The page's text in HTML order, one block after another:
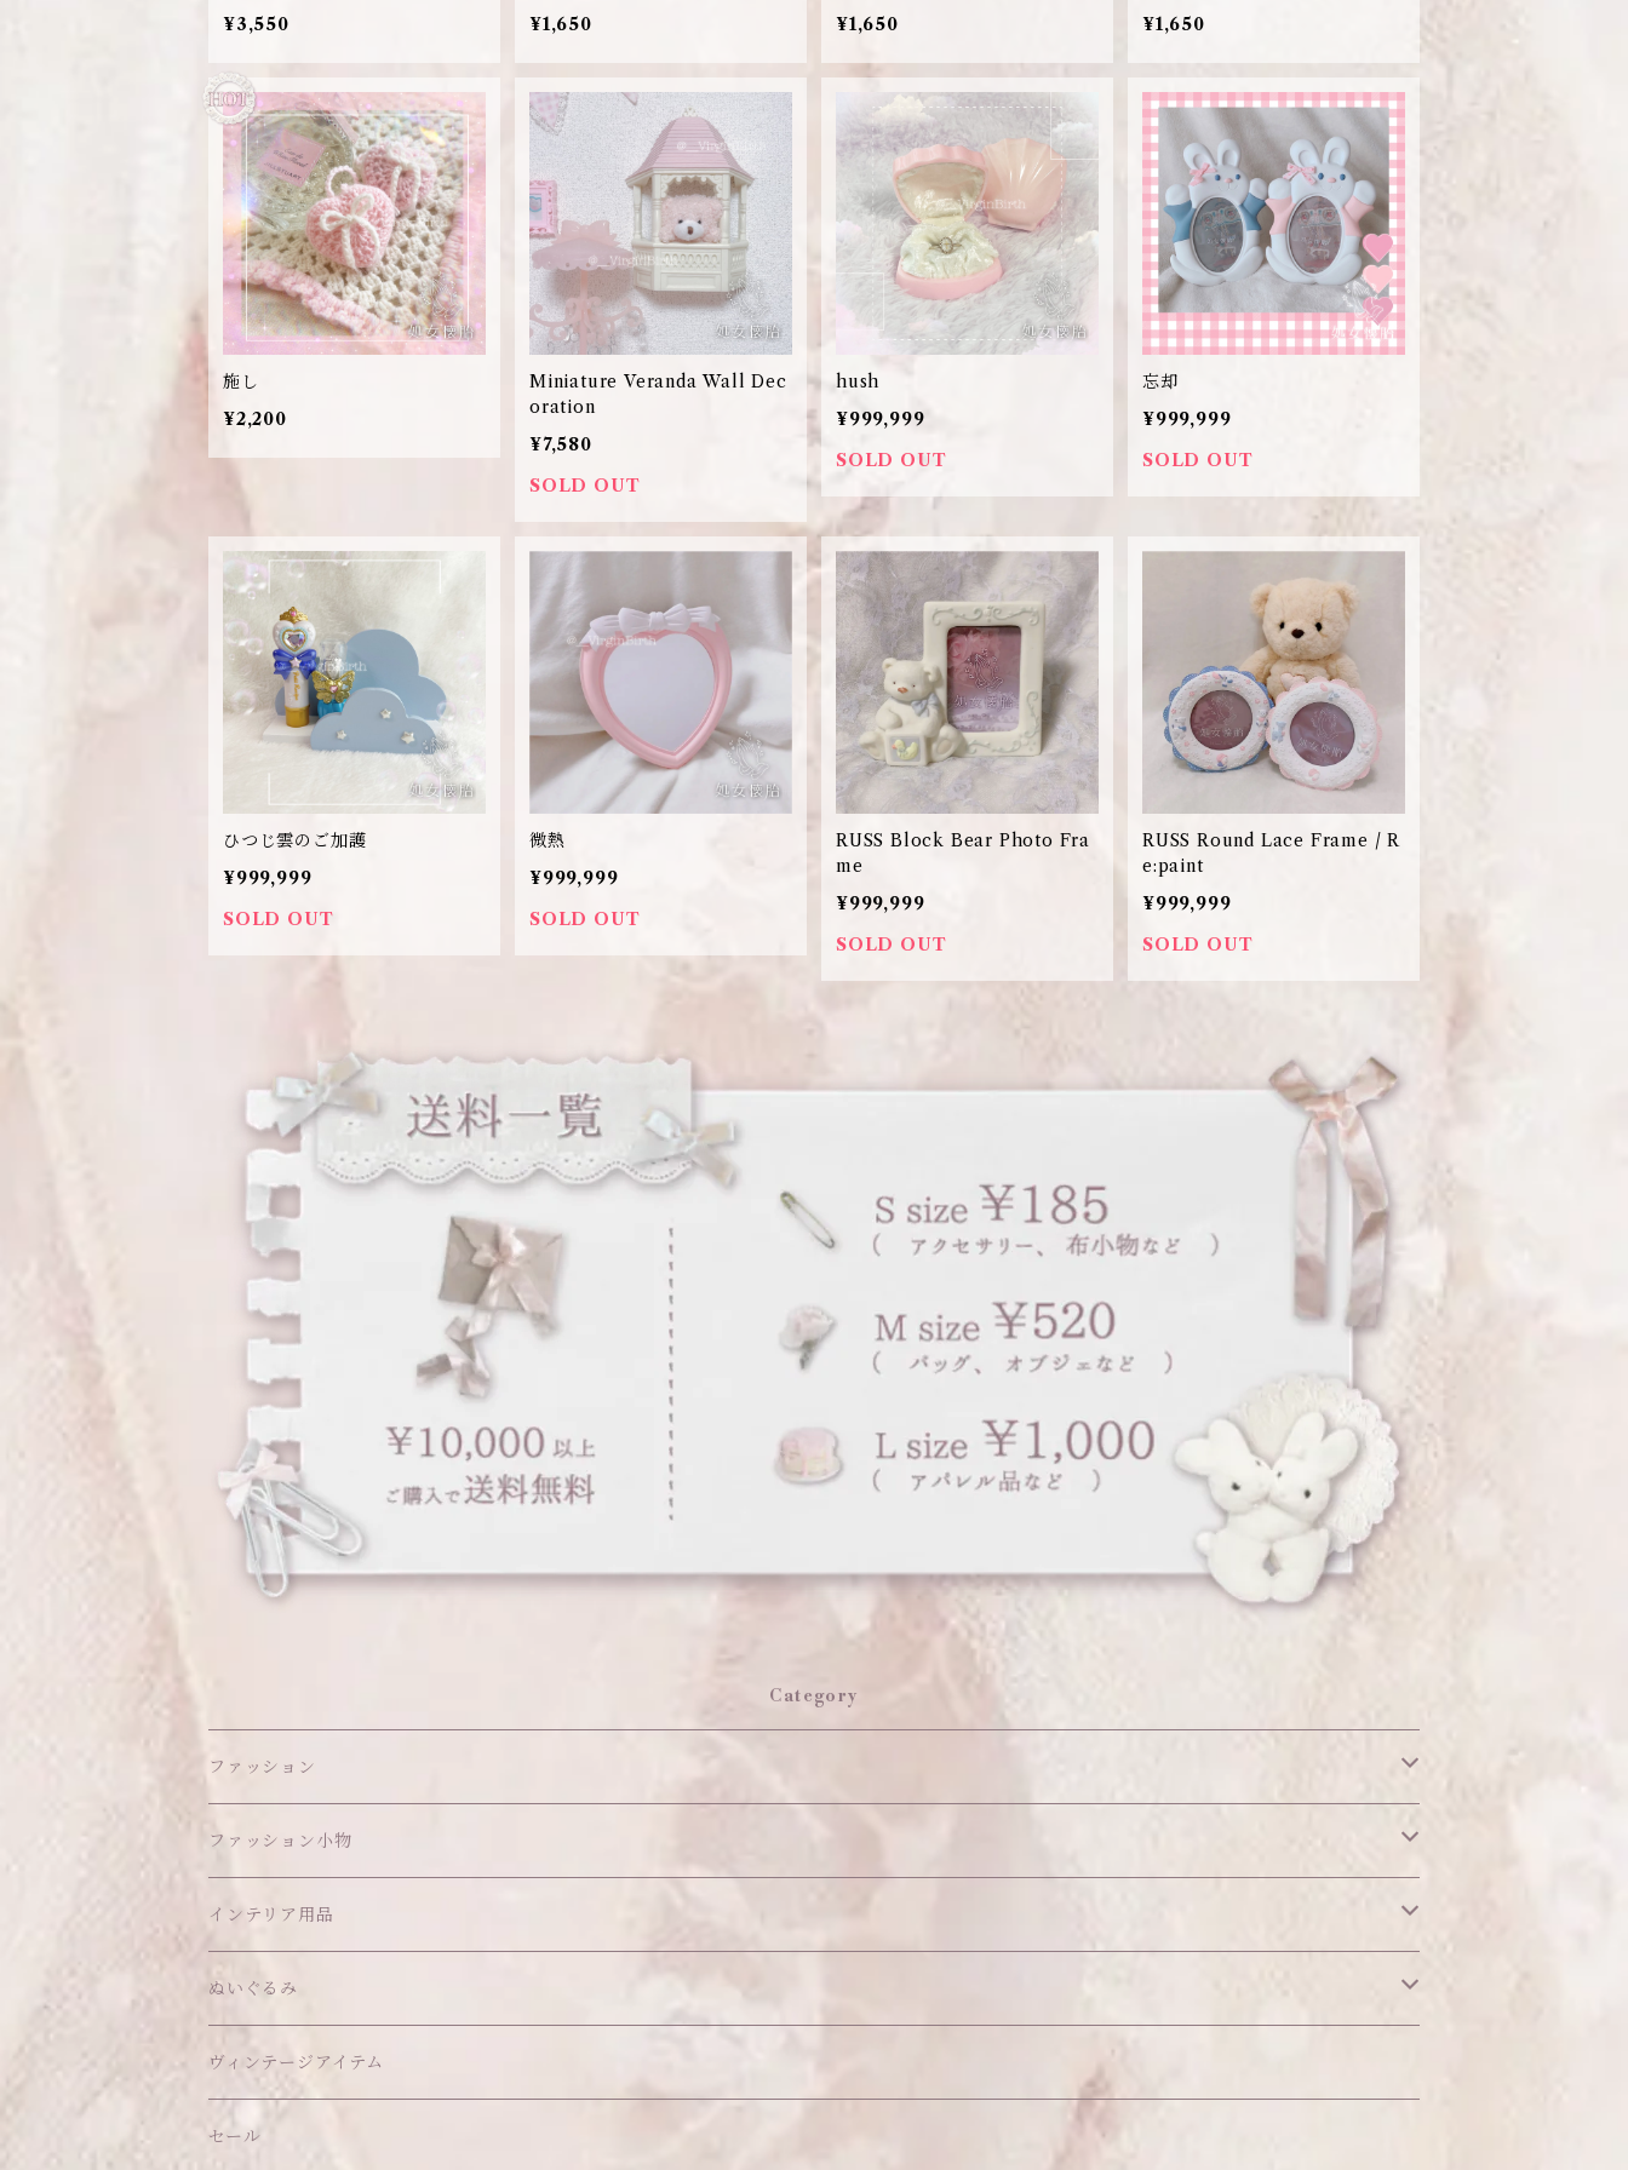
¥3,550 ¥1,650 ¥1,650 ¥1,650
施し
¥2,200
Miniature Veranda Wall Dec
oration
¥7,580
SOLD OUT
hush
¥999,999
SOLD OUT
忘却
¥999,999
SOLD OUT
ひつじ雲のご加護
¥999,999
SOLD OUT
微熱
¥999,999
SOLD OUT
RUSS Block Bear Photo Fra
me
¥999,999
SOLD OUT
RUSS Round Lace Frame / R
e:paint
¥999,999
SOLD OUT
Category
ファッション
ワンピース
アウター
トップス
ボトムス
ファッション小物
ヘッドアイテム
ヘアクリップ
ヘッドドレス
アクセサリー
イヤリング
ピアス
ソックス
バッグ
インテリア用品
オブジェ
ウォールデコ
その他
ティッシュケース
クッション・座布団
ぬいぐるみ
ぬいちゃん本体
アクセサリー
ヴィンテージアイテム
セール